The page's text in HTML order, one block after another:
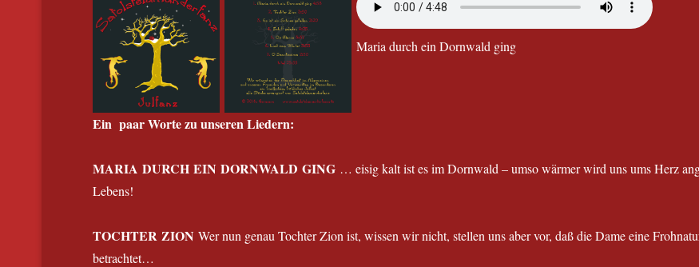
Maria durch ein Dornwald ging
Ein paar Worte zu unseren Liedern:
MARIA DURCH EIN DORNWALD GING … eisig kalt ist es im Dornwald – umso wärmer wird uns ums Herz
Lebens!
TOCHTER ZION Wer nun genau Tochter Zion ist, wissen wir nicht, stellen uns aber vor, daß die Dame eine
betrachtet…